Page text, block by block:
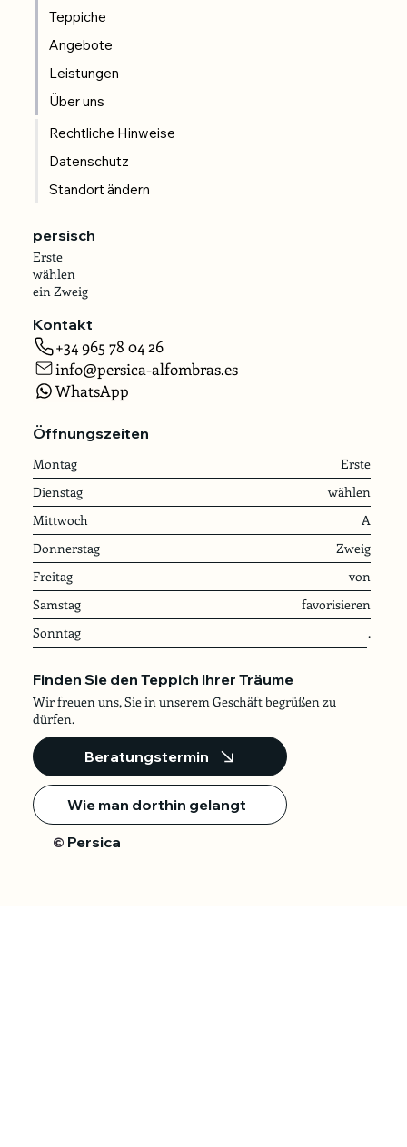
Teppiche
Angebote
Leistungen
Über uns
Rechtliche Hinweise
Datenschutz
Standort ändern
persisch
Erste
wählen
ein Zweig
Kontakt
+34 965 78 04 26
info@persica-alfombras.es
WhatsApp
Öffnungszeiten
Montag
Erste
Dienstag
wählen
Mittwoch
A
Donnerstag
Zweig
Freitag
von
Samstag
favorisieren
Sonntag
.
Finden Sie den Teppich Ihrer Träume
Wir freuen uns, Sie in unserem Geschäft begrüßen zu
dürfen.
Beratungstermin
Wie man dorthin gelangt
© Persica